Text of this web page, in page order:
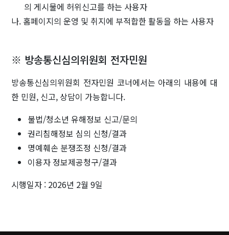
의 게시물에 허위신고를 하는 사용자
나. 홈페이지의 운영 및 취지에 부적합한 활동을 하는 사용자
※ 방송통신심의위원회 전자민원
방송통신심의위원회 전자민원 코너에서는 아래의 내용에 대
한 민원, 신고, 상담이 가능합니다.
불법/청소년 유해정보 신고/문의
권리침해정보 심의 신청/결과
명예훼손 분쟁조정 신청/결과
이용자 정보제공청구/결과
시행일자 : 2026년 2월 9일